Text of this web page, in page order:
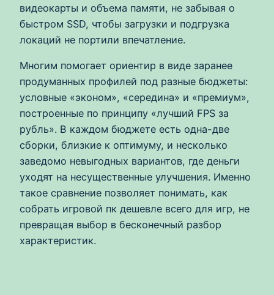
видеокарты и объема памяти, не забывая о
быстром SSD, чтобы загрузки и подгрузка
локаций не портили впечатление.
Многим помогает ориентир в виде заранее
продуманных профилей под разные бюджеты:
условные «эконом», «середина» и «премиум»,
построенные по принципу «лучший FPS за
рубль». В каждом бюджете есть одна-две
сборки, близкие к оптимуму, и несколько
заведомо невыгодных вариантов, где деньги
уходят на несущественные улучшения. Именно
такое сравнение позволяет понимать, как
собрать игровой пк дешевле всего для игр, не
превращая выбор в бесконечный разбор
характеристик.